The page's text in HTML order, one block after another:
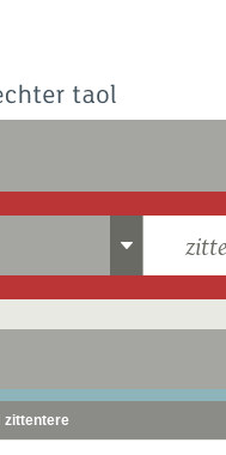
zittentere